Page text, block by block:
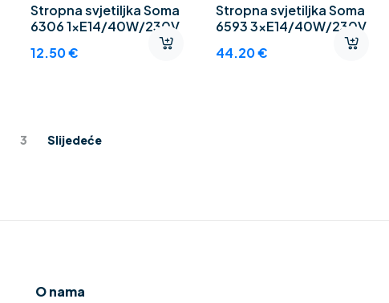
Stropna svjetiljka Soma
6306 1xE14/40W/230V
12.50€
Stropna svjetiljka Soma
6593 3xE14/40W/230V
44.20€
3 Slijedeće
O nama